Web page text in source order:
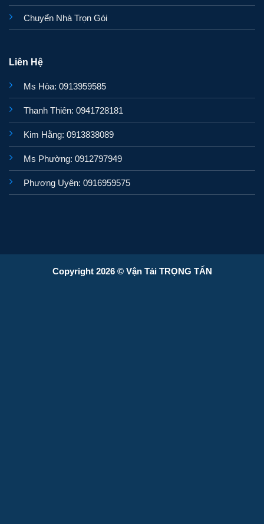
Chuyển Nhà Trọn Gói
Liên Hệ
Ms Hòa: 0913959585
Thanh Thiên: 0941728181
Kim Hằng: 0913838089
Ms Phường: 0912797949
Phương Uyên: 0916959575
Copyright 2026 © Vận Tải TRỌNG TẤN